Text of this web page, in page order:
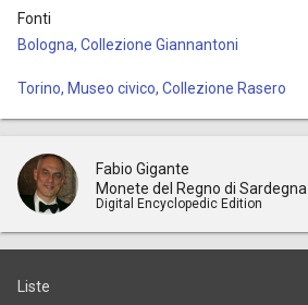
Fonti
Bologna, Collezione Giannantoni
Torino, Museo civico, Collezione Rasero
Fabio Gigante
Monete del Regno di Sardegna
Digital Encyclopedic Edition
Liste